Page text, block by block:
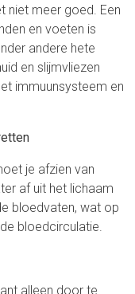
niet meer goed. Een
en voeten is
andere hete
en slijmvliezen
immuunsysteem en
je afzien van
af uit het lichaam
bloedvaten, wat op
bloedcirculatie.
alleen door te